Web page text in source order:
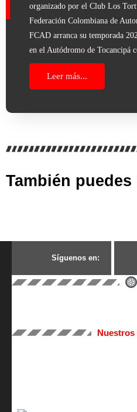
organizado por el Club Los
Federación Colombiana de
FCAD arranca su temporada
en el Autódromo de Tocancipá
Leer más...
También
Síguenos en:
Nuestros